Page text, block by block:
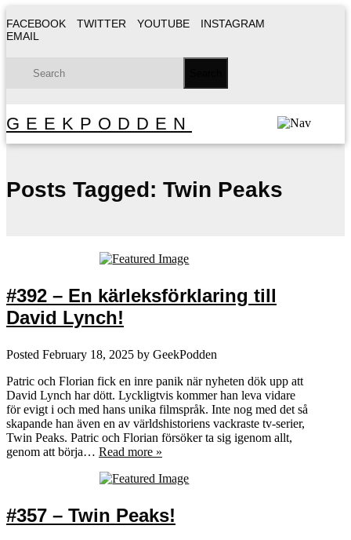
FACEBOOK TWITTER YOUTUBE
INSTAGRAM
EMAIL
GEEKPODDEN
Posts Tagged: Twin Peaks
#392 – En kärleksförklaring till
David Lynch!
Posted February 18, 2025 by GeekPodden
Patric och Florian fick en inre panik när nyheten dök upp att
David Lynch har dött. Lyckligtvis kommer han leva vidare
för evigt i och med hans unika filmspråk. Inte nog med det så
skapande han även en av världshistoriens vackraste tv-serier,
Twin Peaks. Patric och Florian försöker ta sig igenom allt,
genom att börja… Read more »
#357 – Twin Peaks!